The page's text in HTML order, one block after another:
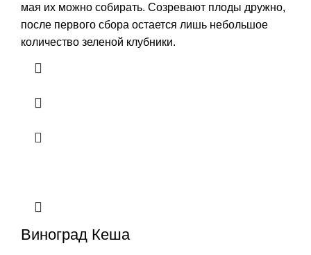
мая их можно собирать. Созревают плоды дружно,
после первого сбора остается лишь небольшое
количество зеленой клубники.
Виноград Кеша